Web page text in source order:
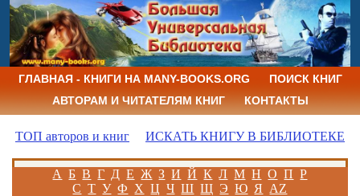
ГЛАВНАЯ - КНИГИ НА MANY-BOOKS.ORG
ПОИСК КНИГ
АВТОРАМ И ЧИТАТЕЛЯМ КНИГ
КОНТАКТЫ
ТОП авторов и книг ИСКАТЬ КНИГУ В БИБЛИОТЕКЕ
А Б В Г Д Е Ж З И Й К Л М Н О П Р
С Т У Ф Х Ц Ч Ш Щ Э Ю Я AZ